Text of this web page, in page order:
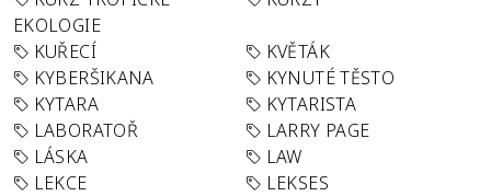
EKOLOGIE
KUŘECÍ
KVĚTÁK
KYBERŠIKANA
KYNUTÉ TĚSTO
KYTARA
KYTARISTA
LABORATOŘ
LARRY PAGE
LÁSKA
LAW
LEKCE
LEKSES